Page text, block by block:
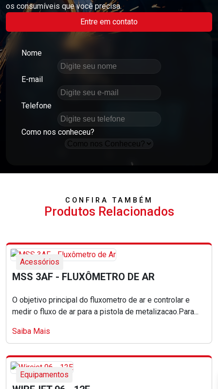
os consumíveis que você precisa.
Entre em contato
Nome
E-mail
Telefone
Como nos conheceu?
CONFIRA TAMBÉM
Produtos Relacionados
Acessórios
MSS 3AF - FLUXÔMETRO DE AR
O objetivo principal do fluxometro de ar e controlar e
medir o fluxo de ar para a pistola de metalizacao.Para...
Saiba Mais
Equipamentos